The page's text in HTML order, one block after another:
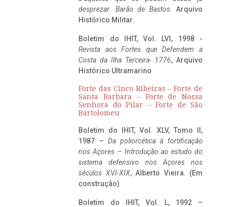
desprezar. Barão de Bastos. Arquivo
Histórico Militar.
Boletim do IHIT, Vol. LVI, 1998 -
Revista aos Fortes que Defendem a
Costa da Ilha Terceira- 1776, Arquivo
Histórico Ultramarino
Forte das Cinco Ribeiras – Forte de
Santa Barbara – Forte de Nossa
Senhora do Pilar – Forte de São
Bartolomeu
Boletim do IHIT, Vol. XLV, Tomo II,
1987 – Da poliorcética à fortificação
nos Açores – Introdução ao estudo do
sistema defensivo nos Açores nos
séculos XVI-XIX, Alberto Vieira. (Em
construção)
Boletim do IHIT, Vol. L, 1992 –